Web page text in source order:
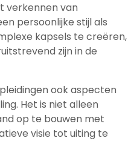
verkennen van
persoonlijke stijl als
kapsels te creëren,
zijn in de
ook aspecten
Het is niet alleen
op te bouwen met
visie tot uiting te